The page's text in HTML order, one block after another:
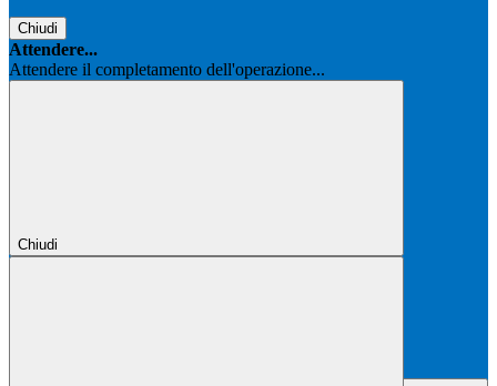
Chiudi
Attendere...
Attendere il completamento dell'operazione...
Chiudi